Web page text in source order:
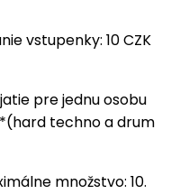
vstupenky: 10 CZK
pre jednu osobu
techno a drum
množstvo: 10.